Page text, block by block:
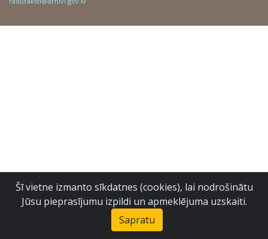
Šī vietne izmanto sīkdatnes (cookies), lai nodrošinātu
Jūsu pieprasījumu izpildi un apmeklējuma uzskaiti.
Sapratu